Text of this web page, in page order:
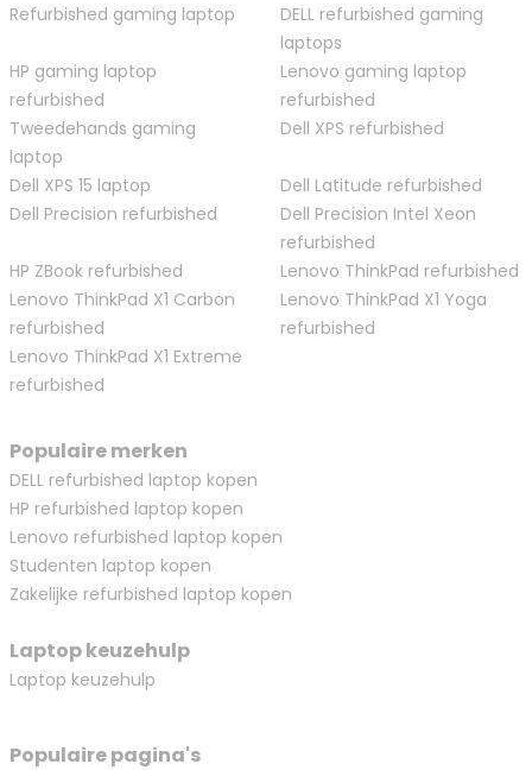
Refurbished gaming laptop
DELL refurbished gaming
laptops
HP gaming laptop
refurbished
Lenovo gaming laptop
refurbished
Tweedehands gaming
laptop
Dell XPS refurbished
Dell XPS 15 laptop
Dell Latitude refurbished
Dell Precision refurbished
Dell Precision Intel Xeon
refurbished
HP ZBook refurbished
Lenovo ThinkPad refurbished
Lenovo ThinkPad X1 Carbon
refurbished
Lenovo ThinkPad X1 Yoga
refurbished
Lenovo ThinkPad X1 Extreme
refurbished
Populaire merken
DELL refurbished laptop kopen
HP refurbished laptop kopen
Lenovo refurbished laptop kopen
Studenten laptop kopen
Zakelijke refurbished laptop kopen
Laptop keuzehulp
Laptop keuzehulp
Populaire pagina's